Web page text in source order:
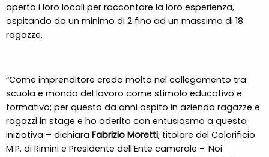
aperto i loro locali per raccontare la loro esperienza,
ospitando da un minimo di 2 fino ad un massimo di 18
ragazze.
“Come imprenditore credo molto nel collegamento tra
scuola e mondo del lavoro come stimolo educativo e
formativo; per questo da anni ospito in azienda ragazze e
ragazzi in stage e ho aderito con entusiasmo a questa
iniziativa – dichiara Fabrizio Moretti, titolare del Colorificio
M.P. di Rimini e Presidente dell’Ente camerale -. Noi